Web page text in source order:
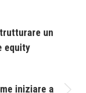
un
equity
iniziare a